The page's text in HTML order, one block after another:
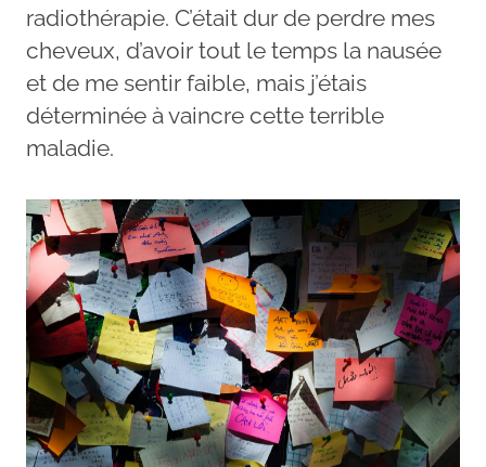
radiothérapie. C’était dur de perdre mes
cheveux, d’avoir tout le temps la nausée
et de me sentir faible, mais j’étais
déterminée à vaincre cette terrible
maladie.